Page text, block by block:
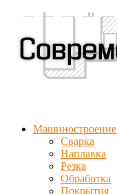
Машиностроение
Сварка
Наплавка
Резка
Обработка
Покрытия